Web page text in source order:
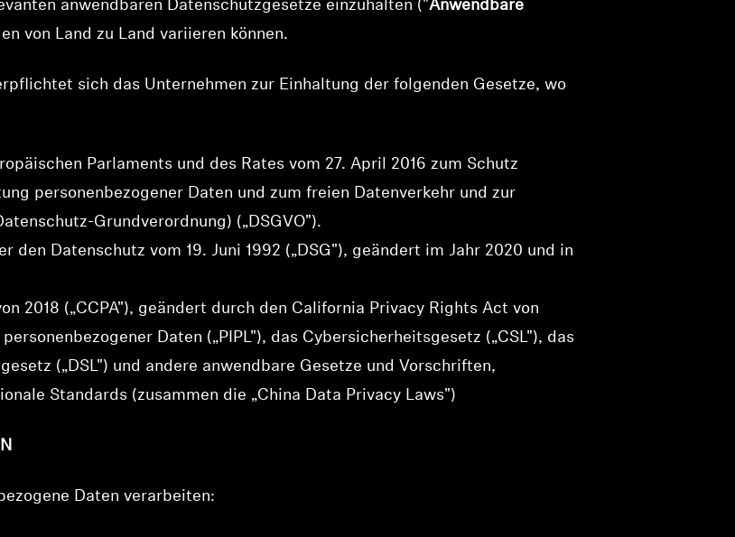
anwendbaren Datenschutzgesetze einzuhalten ("Anwendbare
von Land zu Land variieren können.
sich das Unternehmen zur Einhaltung der folgenden Gesetze, wo
Parlaments und des Rates vom 27. April 2016 zum Schutz
personenbezogener Daten und zum freien Datenverkehr und zur
Grundverordnung) („DSGVO").
den Datenschutz vom 19. Juni 1992 („DSG"), geändert im Jahr 2020 und in
2018 („CCPA"), geändert durch den California Privacy Rights Act von
Daten („PIPL"), das Cybersicherheitsgesetz („CSL"), das
(„DSL") und andere anwendbare Gesetze und Vorschriften,
Standards (zusammen die „China Data Privacy Laws")
Daten verarbeiten: